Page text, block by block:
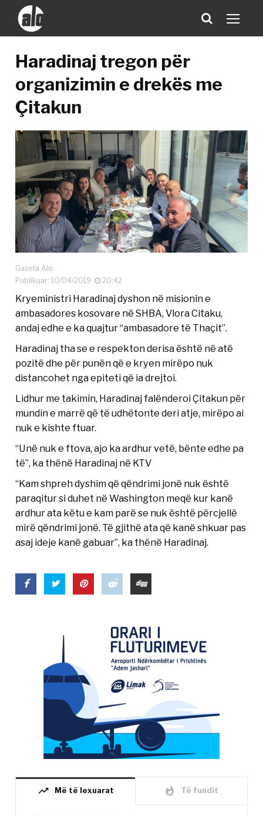
Haradinaj tregon për
organizimin e drekës me
Çitakun
Gazeta Alo
Publikuar: 10/04/2019
20:42
Kryeministri Haradinaj dyshon në misionin e
ambasadores kosovare në SHBA, Vlora Citaku,
andaj edhe e ka quajtur “ambasadore të Thaçit”.
Haradinaj tha se e respekton derisa është në atë
pozitë dhe për punën që e kryen mirëpo nuk
distancohet nga epiteti që ia drejtoi.
Lidhur me takimin, Haradinaj falënderoi Çitakun për
mundin e marrë që të udhëtonte deri atje, mirëpo ai
nuk e kishte ftuar.
“Unë nuk e ftova, ajo ka ardhur vetë, bënte edhe pa
të”, ka thënë Haradinaj në KTV
“Kam shpreh dyshim që qëndrimi jonë nuk është
paraqitur si duhet në Washington meqë kur kanë
ardhur ata këtu e kam parë se nuk është përcjellë
mirë qëndrimi jonë. Të gjithë ata që kanë shkuar pas
asaj ideje kanë gabuar”, ka thënë Haradinaj.
trending_up Më të lexuarat whatshot Të fundit